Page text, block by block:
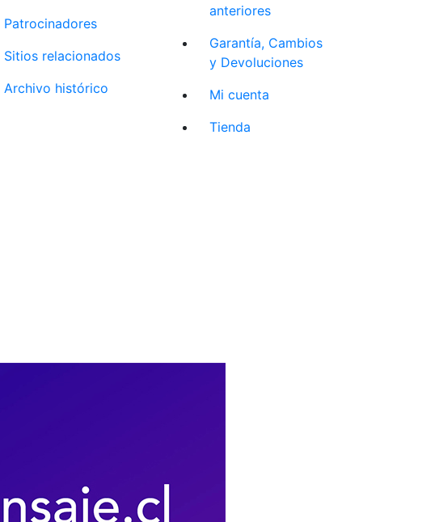
Patrocinadores
Sitios relacionados
Archivo histórico
anteriores
Garantía, Cambios
y Devoluciones
Mi cuenta
Tienda